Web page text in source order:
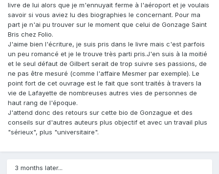
livre de lui alors que je m'ennuyait ferme à l'aéroport et je voulais
savoir si vous aviez lu des biographies le concernant. Pour ma
part je n'ai pu trouver sur le moment que celui de Gonzage Saint
Bris chez Folio.
J'aime bien l'écriture, je suis pris dans le livre mais c'est parfois
un peu romancé et je le trouve très parti pris.J'en suis à la moitié
et le seul défaut de Gilbert serait de trop suivre ses passions, de
ne pas être mesuré (comme l'affaire Mesmer par exemple). Le
point fort de cet ouvrage est le fait que sont traités à travers la
vie de Lafayette de nombreuses autres vies de personnes de
haut rang de l'époque.
J'attend donc des retours sur cette bio de Gonzague et des
conseils sur d'autres auteurs plus objectif et avec un travail plus
"sérieux", plus "universitaire".
3 months later...